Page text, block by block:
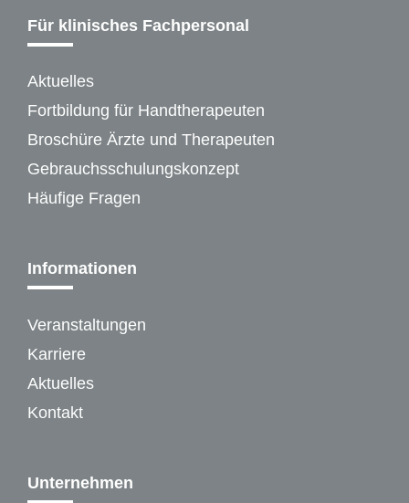
Für klinisches Fachpersonal
Aktuelles
Fortbildung für Handtherapeuten
Broschüre Ärzte und Therapeuten
Gebrauchsschulungskonzept
Häufige Fragen
Informationen
Veranstaltungen
Karriere
Aktuelles
Kontakt
Unternehmen